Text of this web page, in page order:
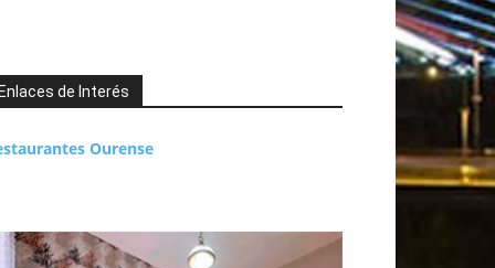
de Interés
Ourense